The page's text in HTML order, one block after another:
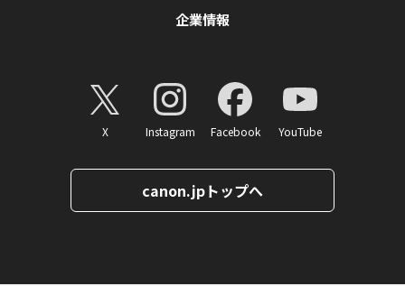
企業情報
X Instagram Facebook YouTube
canon.jpトップへ